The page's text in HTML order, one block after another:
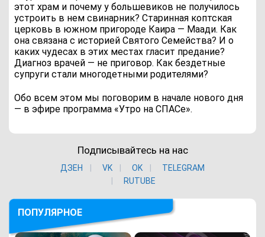
этот храм и почему у большевиков не получилось
устроить в нем свинарник? Старинная коптская
церковь в южном пригороде Каира — Маади. Как
она связана с историей Святого Семейства? И о
каких чудесах в этих местах гласит предание?
Диагноз врачей — не приговор. Как бездетные
супруги стали многодетными родителями?
Обо всем этом мы поговорим в начале нового дня
— в эфире программа «Утро на СПАСе».
Подписывайтесь на нас
ДЗЕН VK ОK
TELEGRAM
RUTUBE
ПОПУЛЯРНОЕ